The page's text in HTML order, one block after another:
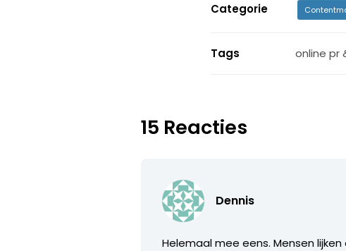
Categorie
Tags online pr
15 Reacties
Dennis
Helemaal mee eens. Mensen